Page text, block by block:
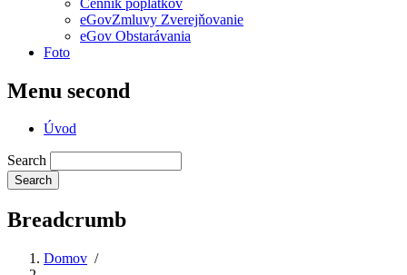
eGovZmluvy Zverejňovanie
eGov Obstarávania
Foto
Menu second
Úvod
Search
Breadcrumb
Domov /